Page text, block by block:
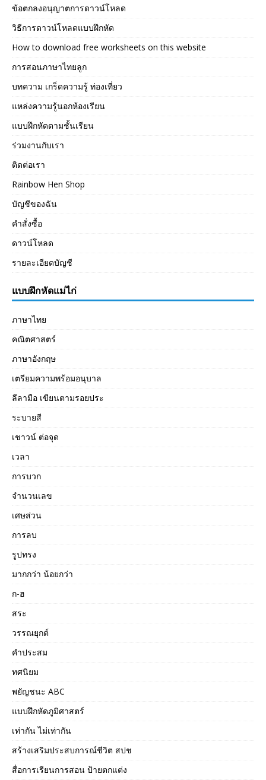
ข้อตกลงอนุญาตการดาวน์โหลด
วิธีการดาวน์โหลดแบบฝึกหัด
How to download free worksheets on this website
การสอนภาษาไทยลูก
บทความ เกร็ดความรู้ ท่องเที่ยว
แหล่งความรู้นอกห้องเรียน
แบบฝึกหัดตามชั้นเรียน
ร่วมงานกับเรา
ติดต่อเรา
Rainbow Hen Shop
บัญชีของฉัน
คำสั่งซื้อ
ดาวน์โหลด
รายละเอียดบัญชี
แบบฝึกหัดแม่ไก่
ภาษาไทย
คณิตศาสตร์
ภาษาอังกฤษ
เตรียมความพร้อมอนุบาล
ลีลามือ เขียนตามรอยประ
ระบายสี
เชาวน์ ต่อจุด
เวลา
การบวก
จำนวนเลข
เศษส่วน
การลบ
รูปทรง
มากกว่า น้อยกว่า
ก-ฮ
สระ
วรรณยุกต์
คำประสม
ทศนิยม
พยัญชนะ ABC
แบบฝึกหัดภูมิศาสตร์
เท่ากัน ไม่เท่ากัน
สร้างเสริมประสบการณ์ชีวิต สปช
สื่อการเรียนการสอน ป้ายตกแต่ง